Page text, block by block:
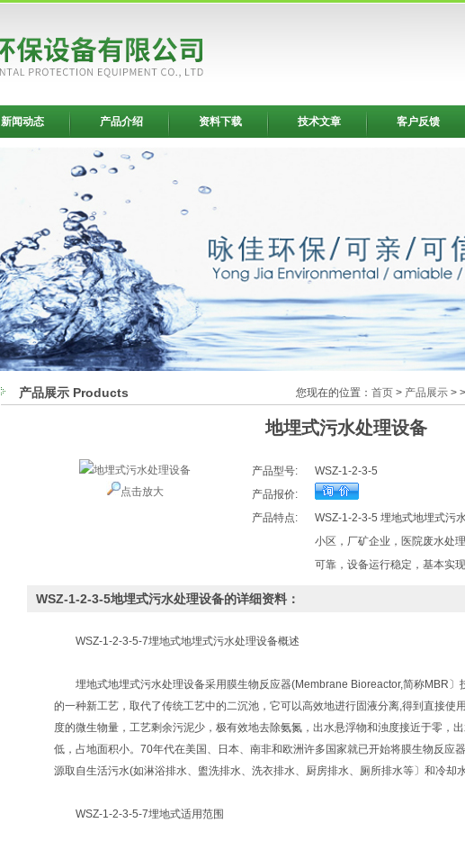
新闻动态 产品介绍 资料下载 技术文章 客户反馈
产品展示 Products 您现在的位置： 首页 > 产品展示 > >
地埋式污水处理设备
点击放大
产品型号:
WSZ-1-2-3-5
产品报价:
产品特点:
WSZ-1-2-3-5 埋地式地埋式污
小区，厂矿企业，医院废水处
可靠，设备运行稳定，基本实现
WSZ-1-2-3-5地埋式污水处理设备的详细资料：
WSZ-1-2-3-5-7埋地式地埋式污水处理设备概述
埋地式地埋式污水处理设备采用膜生物反应器(Membrane Bioreactor,简称MBR〕
的一种新工艺，取代了传统工艺中的二沉池，它可以高效地进行固液分离,得到直接使
度的微生物量，工艺剩余污泥少，极有效地去除氨氮，出水悬浮物和浊度接近于零，
低，占地面积小。70年代在美国、日本、南非和欧洲许多国家就已开始将膜生物反应
源取自生活污水(如淋浴排水、盥洗排水、洗衣排水、厨房排水、厕所排水等〕和冷却水
WSZ-1-2-3-5-7埋地式适用范围